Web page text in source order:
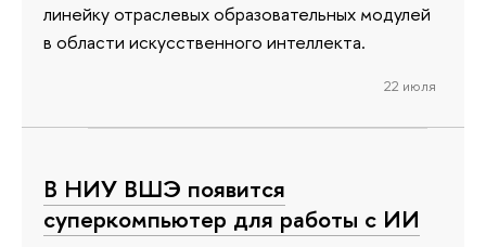
линейку отраслевых образовательных модулей
в области искусственного интеллекта.
22 июля
В НИУ ВШЭ появится
суперкомпьютер для работы с ИИ